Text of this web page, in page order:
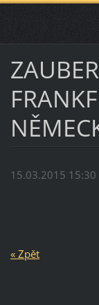
15.03.2015 15:30
« Zpět